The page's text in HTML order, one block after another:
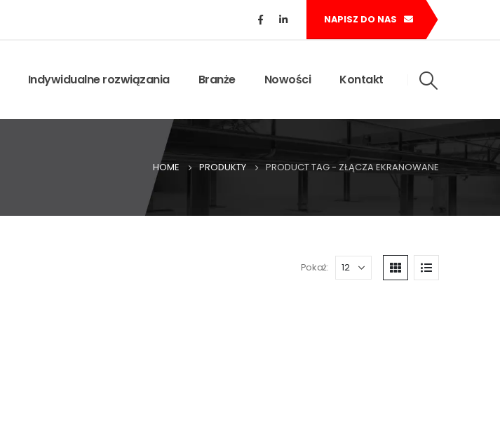
NAPISZ DO NAS
Indywidualne rozwiązania Branże Nowości Kontakt
HOME PRODUKTY PRODUCT TAG - ZŁĄCZA EKRANOWANE
Pokaż: